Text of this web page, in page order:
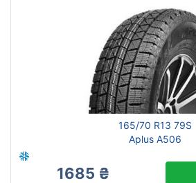
165/70 R13 79S
Aplus A506
1685 ₴